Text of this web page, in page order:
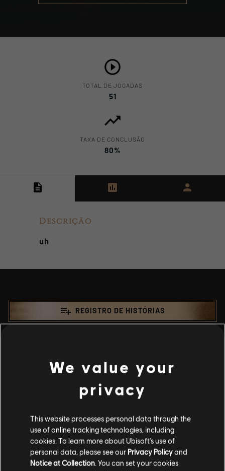
TOTAL DE JOGADAS
51
TAXA DE CONCLUSÃO
80%
Descrição
uh
playlist_add REGISTRO DE HISTÓRIAS
Histórias da comunidade
As histórias criadas neste website foram
criadas pela comunidade e, desse modo,
INTRODUÇÃO
We value your
privacy
This website processes personal data through the
use of online tracking technologies, including
cookies. To learn more about Ubisoft's use of
personal data, please see our Privacy Policyand
Notice at Collection. You can set your cookies